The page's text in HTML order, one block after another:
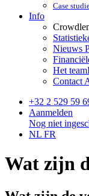
Case
Info
Nieuws
Het team
Contact
+32 2 529 59
Aanmelden
Nog niet
NL FR
Wat zijn